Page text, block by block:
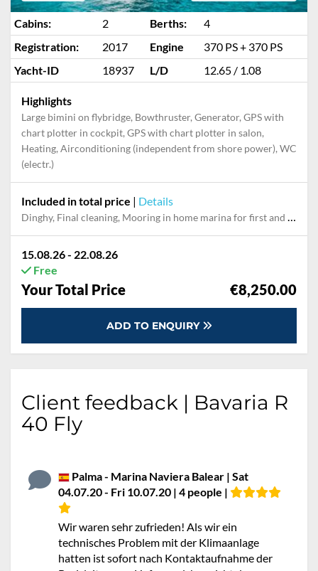
Cabins: 2 Berths:
4
Registration:
2017 Engine
370 PS + 370 PS
Yacht-ID
18937 L/D 12.65 / 1.08
Highlights
Large bimini on flybridge, Bowthruster, Generator, GPS with
chart plotter in cockpit, GPS with chart plotter in salon,
Heating, Airconditioning (independent from shore power), WC
(electr.)
Included in total price | Details
Dinghy, Final cleaning, Mooring in home marina for first and last night, Outboard engine, Permit / Transitlog, Pillow, blanket, sheets, duvet cover, Towels
15.08.26 - 22.08.26
Free
Your Total Price €8,250.00
ADD TO ENQUIRY
Client feedback | Bavaria R
40 Fly
Palma - Marina Naviera Balear | Sat
04.07.20 - Fri 10.07.20 | 4 people |
Wir waren sehr zufrieden! Als wir ein
technisches Problem mit der Klimaanlage
hatten ist sofort nach Kontaktaufnahme der